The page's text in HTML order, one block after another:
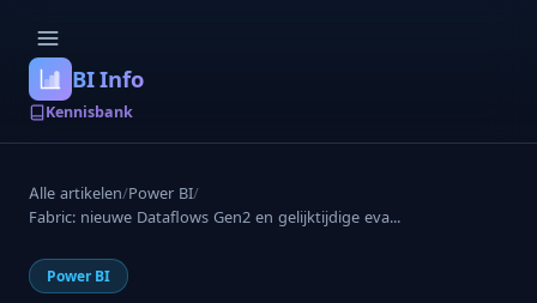
BI Info
Kennisbank
Alle artikelen/Power BI/
Fabric: nieuwe Dataflows Gen2 en gelijktijdige eva...
Power BI